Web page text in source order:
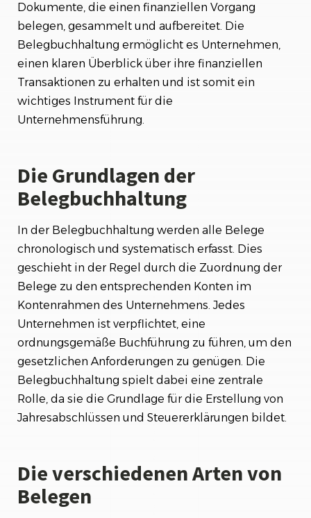
Dokumente, die einen finanziellen Vorgang
belegen, gesammelt und aufbereitet. Die
Belegbuchhaltung ermöglicht es Unternehmen,
einen klaren Überblick über ihre finanziellen
Transaktionen zu erhalten und ist somit ein
wichtiges Instrument für die
Unternehmensführung.
Die Grundlagen der
Belegbuchhaltung
In der Belegbuchhaltung werden alle Belege
chronologisch und systematisch erfasst. Dies
geschieht in der Regel durch die Zuordnung der
Belege zu den entsprechenden Konten im
Kontenrahmen des Unternehmens. Jedes
Unternehmen ist verpflichtet, eine
ordnungsgemäße Buchführung zu führen, um den
gesetzlichen Anforderungen zu genügen. Die
Belegbuchhaltung spielt dabei eine zentrale
Rolle, da sie die Grundlage für die Erstellung von
Jahresabschlüssen und Steuererklärungen bildet.
Die verschiedenen Arten von
Belegen